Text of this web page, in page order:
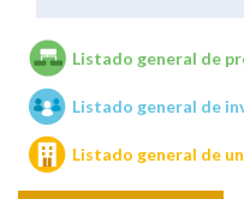
Unidades de
Listado general de
Listado general de
Listado general de